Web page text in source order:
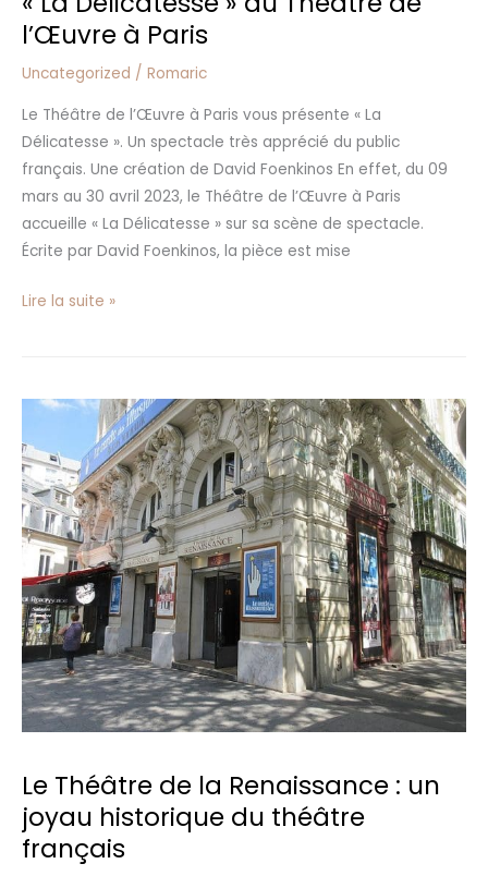
l’Œuvre à Paris
Uncategorized / Romaric
Le Théâtre de l’Œuvre à Paris vous présente « La
Délicatesse ». Un spectacle très apprécié du public
français. Une création de David Foenkinos En effet, du 09
mars au 30 avril 2023, le Théâtre de l’Œuvre à Paris
accueille « La Délicatesse » sur sa scène de spectacle.
Écrite par David Foenkinos, la pièce est mise
Lire la suite »
Le Théâtre de la Renaissance : un
joyau historique du théâtre
français
Le
de
la
Renaissance
:
joyau
historique
du
théâtre
français